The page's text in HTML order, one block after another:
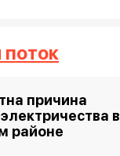
поток
причина
в
районе